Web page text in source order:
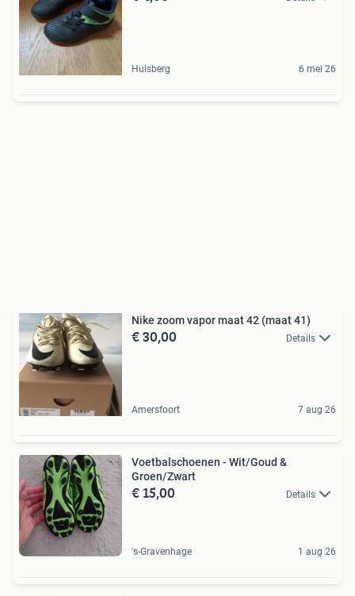
Hulsberg 6 mei 26
Nike zoom vapor maat 42 (maat 41)
€ 30,00 Details
Amersfoort 7 aug 26
Voetbalschoenen - Wit/Goud &
Groen/Zwart
€ 15,00 Details
's-Gravenhage 1 aug 26